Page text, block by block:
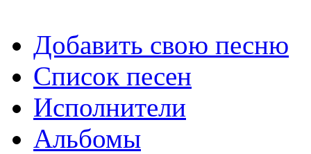
Добавить свою песню
Список песен
Исполнители
Альбомы